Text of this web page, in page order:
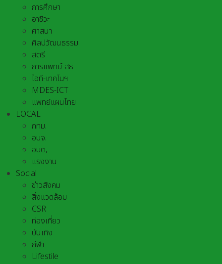
การศึกษา
อาชีวะ
ศาสนา
ศิลปวัฒนธรรม
สตรี
การแพทย์-สธ
ไอที-เทคโนฯ
MDES-ICT
แพทย์แผนไทย
LOCAL
กทม.
อบจ.
อบต,
แรงงาน
Social
ข่าวสังคม
สิ่งแวดล้อม
CSR
ท่องเที่ยว
บันเทิง
กีฬา
Lifestile